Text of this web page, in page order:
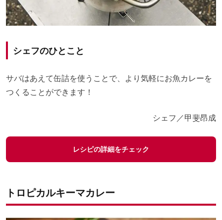
シェフのひとこと
サバはあえて缶詰を使うことで、より気軽にお魚カレーを
つくることができます！
シェフ／甲斐昂成
レシピの詳細をチェック
トロピカルキーマカレー